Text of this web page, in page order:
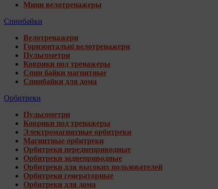
Мини велотренажеры
Спинбайки
Велотренажери
Горизонтальні велотренажери
Пульсометри
Коврики под тренажеры
Спин байки магнитные
Спинбайки для дома
Орбитреки
Пульсометри
Коврики под тренажеры
Электромагнитные орбитреки
Магнитные орбитреки
Орбитреки переднеприводные
Орбитреки заднеприводные
Орбитреки для высоких пользователей
Орбитреки генераторные
Орбитреки для дома